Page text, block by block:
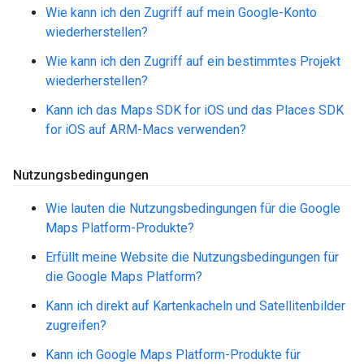
Wie kann ich den Zugriff auf mein Google-Konto
wiederherstellen?
Wie kann ich den Zugriff auf ein bestimmtes Projekt
wiederherstellen?
Kann ich das Maps SDK for iOS und das Places SDK
for iOS auf ARM-Macs verwenden?
Nutzungsbedingungen
Wie lauten die Nutzungsbedingungen für die Google
Maps Platform-Produkte?
Erfüllt meine Website die Nutzungsbedingungen für
die Google Maps Platform?
Kann ich direkt auf Kartenkacheln und Satellitenbilder
zugreifen?
Kann ich Google Maps Platform-Produkte für